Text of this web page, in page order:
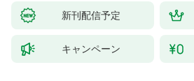
新刊配信予定
キャンペーン